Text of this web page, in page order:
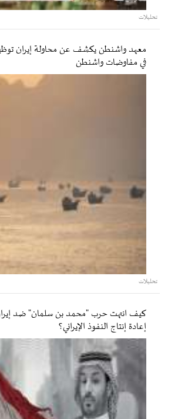
تحليلات
معهد واشنطن يكشف عن محاولة إيران
في مفاوضات واشنطن
تحليلات
كيف انتهت حرب "محمد بن سلمان" ضد
إعادة إنتاج النفوذ الإيراني؟